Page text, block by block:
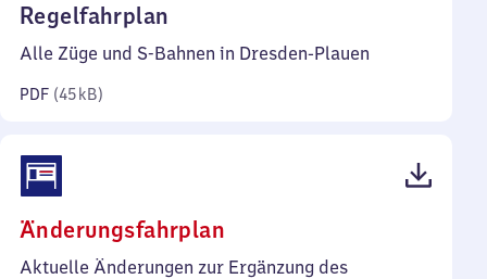
Regelfahrplan
45
Alle Züge und S-Bahnen in Dresden-Plauen
PDF (45 kB)
Änderungsfahrplan
161
Aktuelle Änderungen zur Ergänzung des